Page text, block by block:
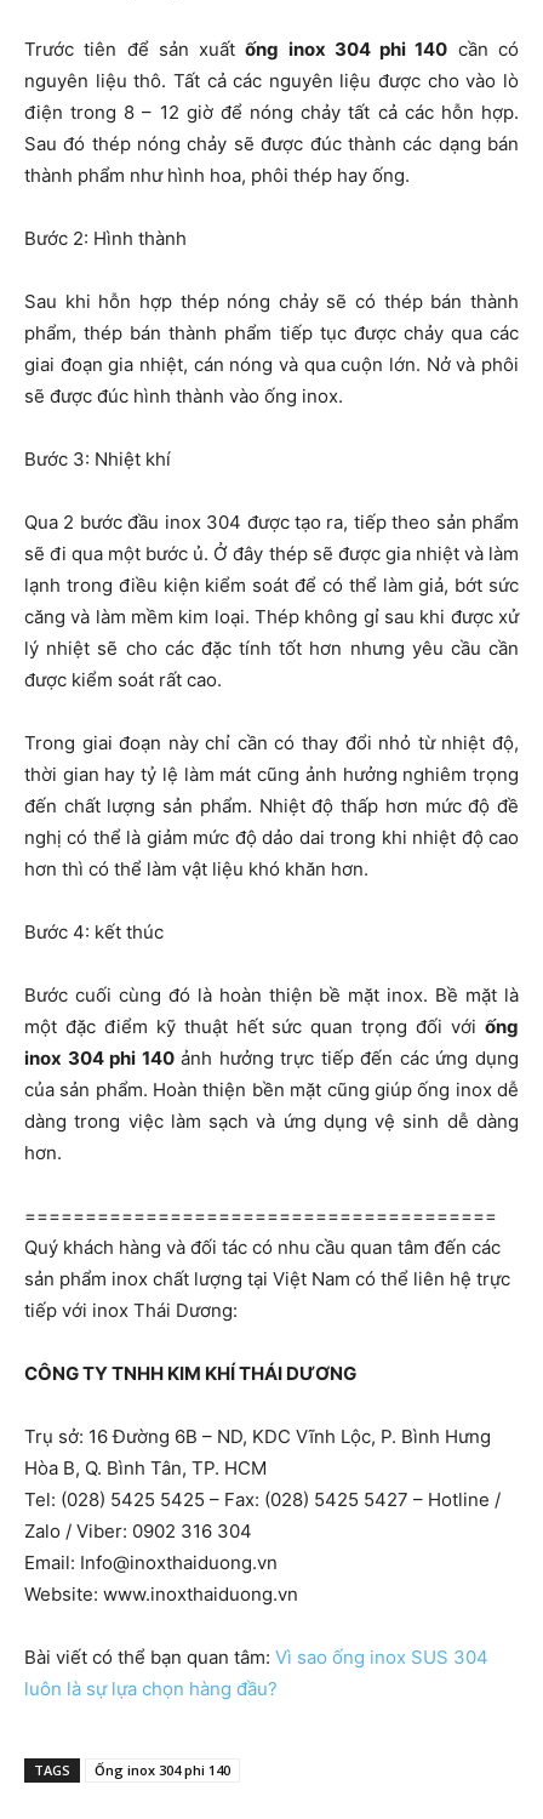
Trước tiên để sản xuấtống inox 304 phi 140 cần có
nguyên liệu thô. Tất cả các nguyên liệu được cho vào lò
điện trong 8 – 12 giờ để nóng chảy tất cả các hỗn hợp.
Sau đó thép nóng chảy sẽ được đúc thành các dạng bán
thành phẩm như hình hoa, phôi thép hay ống.
Bước 2: Hình thành
Sau khi hỗn hợp thép nóng chảy sẽ có thép bán thành
phẩm, thép bán thành phẩm tiếp tục được chảy qua các
giai đoạn gia nhiệt, cán nóng và qua cuộn lớn. Nở và phôi
sẽ được đúc hình thành vào ống inox.
Bước 3: Nhiệt khí
Qua 2 bước đầu inox 304 được tạo ra, tiếp theo sản phẩm
sẽ đi qua một bước ủ. Ở đây thép sẽ được gia nhiệt và làm
lạnh trong điều kiện kiểm soát để có thể làm giả, bớt sức
căng và làm mềm kim loại. Thép không gỉ sau khi được xử
lý nhiệt sẽ cho các đặc tính tốt hơn nhưng yêu cầu cần
được kiểm soát rất cao.
Trong giai đoạn này chỉ cần có thay đổi nhỏ từ nhiệt độ,
thời gian hay tỷ lệ làm mát cũng ảnh hưởng nghiêm trọng
đến chất lượng sản phẩm. Nhiệt độ thấp hơn mức độ đề
nghị có thể là giảm mức độ dảo dai trong khi nhiệt độ cao
hơn thì có thể làm vật liệu khó khăn hơn.
Bước 4: kết thúc
Bước cuối cùng đó là hoàn thiện bề mặt inox. Bề mặt là
một đặc điểm kỹ thuật hết sức quan trọng đối với ống
inox 304 phi 140ảnh hưởng trực tiếp đến các ứng dụng
của sản phẩm. Hoàn thiện bền mặt cũng giúp ống inox dễ
dàng trong việc làm sạch và ứng dụng vệ sinh dễ dàng
hơn.
=======================================
Quý khách hàng và đối tác có nhu cầu quan tâm đến các
sản phẩm inox chất lượng tại Việt Nam có thể liên hệ trực
tiếp với inox Thái Dương:
CÔNG TY TNHH KIM KHÍ THÁI DƯƠNG
Trụ sở: 16 Đường 6B – ND, KDC Vĩnh Lộc, P. Bình Hưng
Hòa B, Q. Bình Tân, TP. HCM
Tel: (028) 5425 5425 – Fax: (028) 5425 5427 – Hotline /
Zalo / Viber: 0902 316 304
Email: Info@inoxthaiduong.vn
Website: www.inoxthaiduong.vn
Bài viết có thể bạn quan tâm: Vì sao ống inox SUS 304
luôn là sự lựa chọn hàng đầu?
TAGS Ống inox 304 phi 140